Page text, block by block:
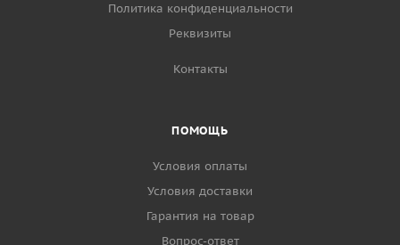
Политика конфиденциальности
Реквизиты
Контакты
ПОМОЩЬ
Условия оплаты
Условия доставки
Гарантия на товар
Вопрос-ответ